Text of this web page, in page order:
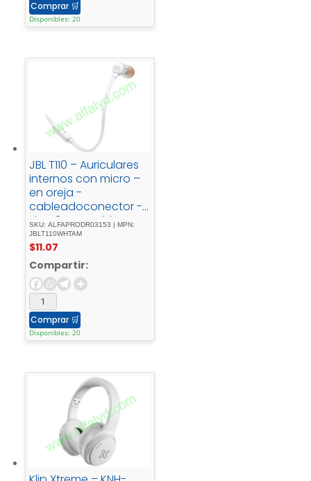
Comprar 🛒
Disponibles: 20
JBL T110 – Auriculares
internos con micro –
en oreja -
cableadoconector -
de - 3,5 - mmblanco
SKU: ALFAPRODR03153 | MPN:
JBLT110WHTAM
$11.07
Compartir:
Comprar 🛒
Disponibles: 20